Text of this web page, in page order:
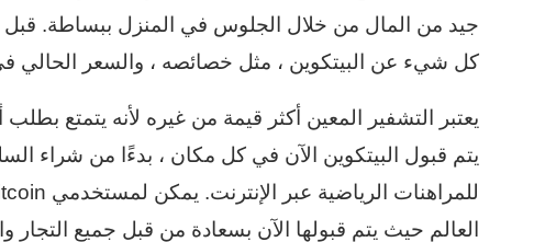
جيد من المال من خلال الجلوس في المنزل ببساطة.
كل شيء عن البيتكوين ، مثل خصائصه ، والسعر الحالي
يعتبر التشفير المعين أكثر قيمة من غيره لأنه يتمتع
يتم قبول البيتكوين الآن في كل مكان ، بدءًا من شراء
العالم حيث يتم قبولها الآن بسعادة من قبل جميع